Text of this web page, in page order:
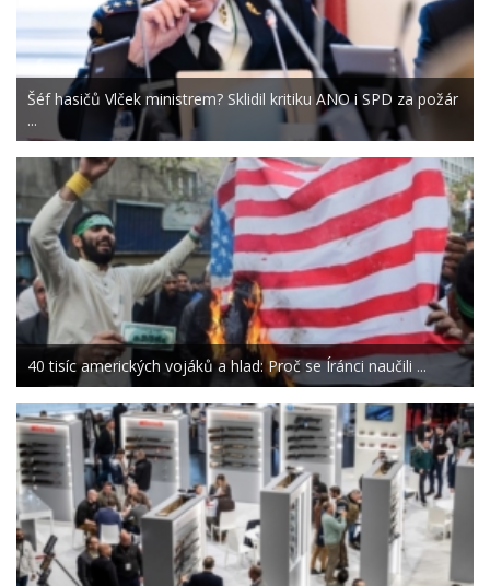
Šéf hasičů Vlček ministrem? Sklidil kritiku ANO i SPD za požár
...
40 tisíc amerických vojáků a hlad: Proč se Íránci naučili ...